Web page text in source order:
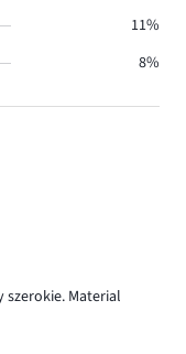
szerokie. Material
11%
8%